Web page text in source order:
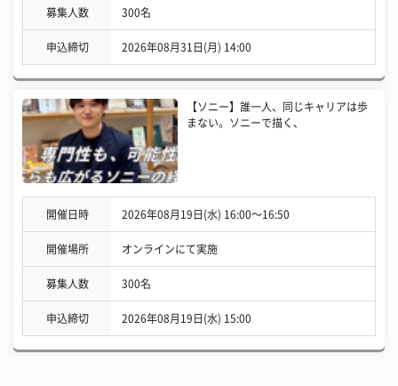
募集人数 300名
申込締切 2026年08月31日(月) 14:00
【ソニー】誰一人、同じキャリアは歩
まない。ソニーで描く、
開催日時 2026年08月19日(水) 16:00〜16:50
開催場所 オンラインにて実施
募集人数 300名
申込締切 2026年08月19日(水) 15:00